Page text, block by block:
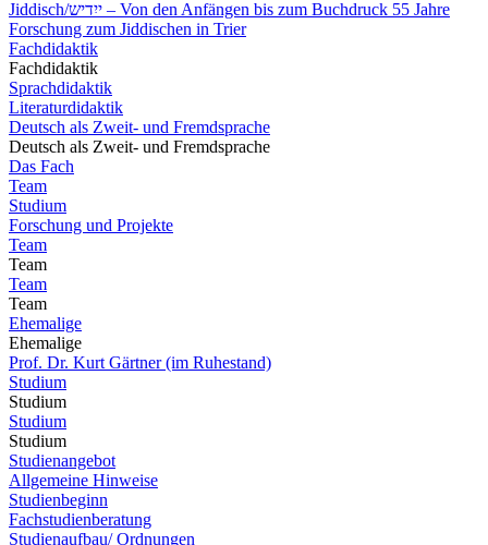
Jiddisch/ייִדיש – Von den Anfängen bis zum Buchdruck 55 Jahre
Forschung zum Jiddischen in Trier
Fachdidaktik
Fachdidaktik
Sprachdidaktik
Literaturdidaktik
Deutsch als Zweit- und Fremdsprache
Deutsch als Zweit- und Fremdsprache
Das Fach
Team
Studium
Forschung und Projekte
Team
Team
Team
Team
Ehemalige
Ehemalige
Prof. Dr. Kurt Gärtner (im Ruhestand)
Studium
Studium
Studium
Studium
Studienangebot
Allgemeine Hinweise
Studienbeginn
Fachstudienberatung
Studienaufbau/ Ordnungen